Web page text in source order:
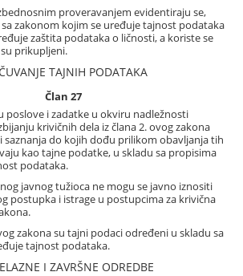
proveravanjem evidentiraju se,
zakonom kojim se uređuje tajnost podataka
zaštita podataka o ličnosti, a koriste se
prikupljeni.
TAJNIH PODATAKA
Član 27
poslove i zadatke u okviru nadležnosti
krivičnih dela iz člana 2. ovog zakona
saznanja do kojih dođu prilikom obavljanja tih
kao tajne podatke, u skladu sa propisima
podataka.
javnog tužioca ne mogu se javno iznositi
postupka i istrage u postupcima za krivična
zakona su tajni podaci određeni u skladu sa
tajnost podataka.
I ZAVRŠNE ODREDBE